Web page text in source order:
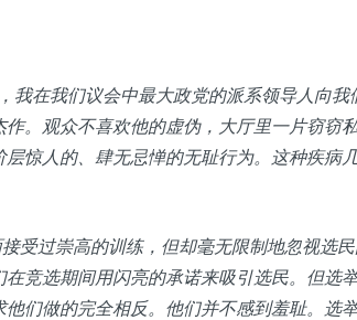
我在我们议会中最大政党的派系领导人向
。观众不喜欢他的虚伪，大厅里一片窃窃
惊人的、肆无忌惮的无耻行为。这种疾病
受过崇高的训练，但却毫无限制地忽视选
竞选期间用闪亮的承诺来吸引选民。但选
们做的完全相反。他们并不感到羞耻。选